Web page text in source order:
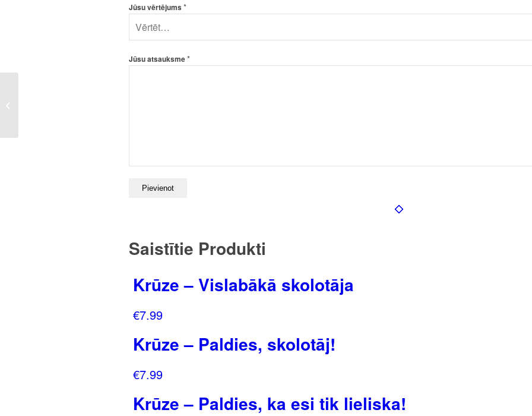
Jūsu vērtējums *
Jūsu atsauksme*
Saistītie Produkti
Krūze – Vislabākā skolotāja
€7.99
Krūze – Paldies, skolotāj!
€7.99
Krūze – Paldies, ka esi tik lieliska!